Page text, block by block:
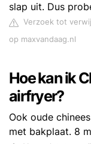
slap uit. Dus
Verzoek tot
op maxvandaag.nl
Hoe kan ik
airfryer?
Ook oude
met bakplaat. 8